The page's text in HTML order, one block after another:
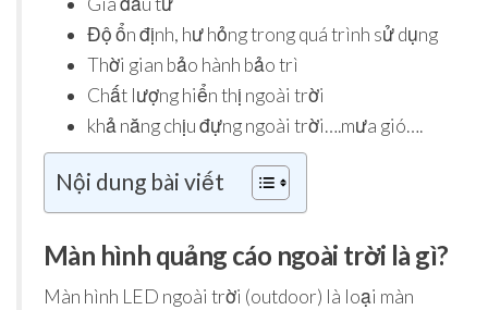
Độ ổn định, hư hỏng trong quá trình sử dụng
Thời gian bảo hành bảo trì
Chất lượng hiển thị ngoài trời
khả năng chịu đựng ngoài trời….mưa gió….
Nội dung bài viết
Màn hình quảng cáo ngoài trời là gì?
Màn hình LED ngoài trời (outdoor) là loại màn